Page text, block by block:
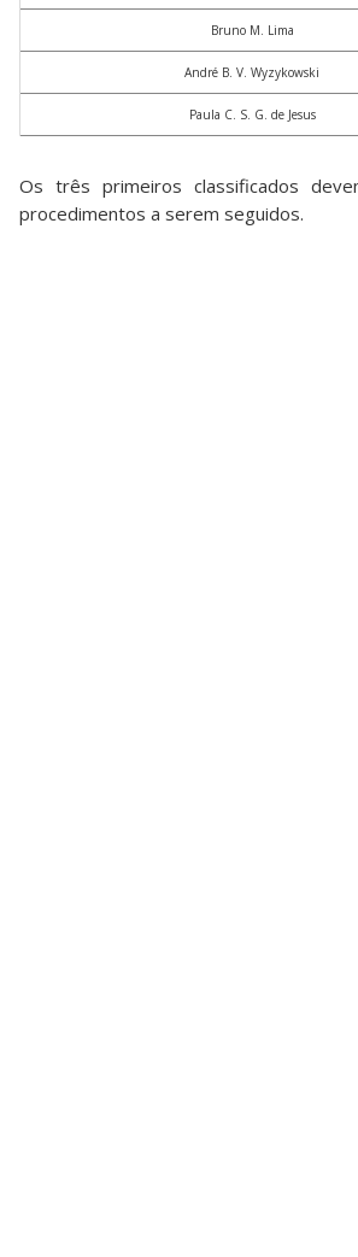
Bruno M. Lima
André B. V. Wyzykowski
Paula C. S. G. de Jesus
Os três primeiros classificados
procedimentos a serem seguidos.